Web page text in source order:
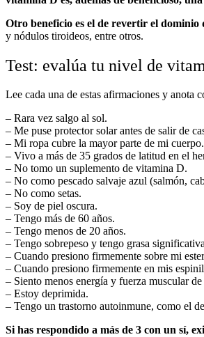
Otro beneficio es el de revertir el dominio
y nódulos tiroideos, entre otros.
Test: evalúa tu nivel de
Lee cada una de estas afirmaciones y anota
– Rara vez salgo al sol.
– Me puse protector solar antes de salir de
– Mi ropa cubre la mayor parte de mi cuerpo.
– Vivo a más de 35 grados de latitud en el
– No tomo un suplemento de vitamina D.
– No como pescado salvaje azul (salmón,
– No como setas.
– Soy de piel oscura.
– Tengo más de 60 años.
– Tengo menos de 20 años.
– Tengo sobrepeso y tengo grasa
– Cuando presiono firmemente sobre mi
– Cuando presiono firmemente en mis
– Siento menos energía y fuerza muscular
– Estoy deprimida.
– Tengo un trastorno autoinmune, como el
Si has respondido a más de 3 con un sí,